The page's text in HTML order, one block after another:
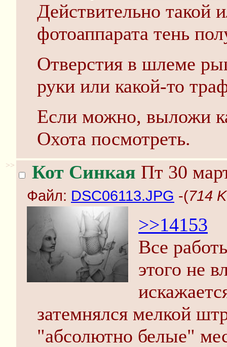
Действительно такой
фотоаппарата тень
Отверстия в шлеме
руки или какой-то
Если можно, выложи
Охота посмотреть.
>> Кот Синкая Пт 30
Файл: DSC06113.JPG -(714
>>14153
Все
этого не
затемнялся мелкой
"абсолютно белые"